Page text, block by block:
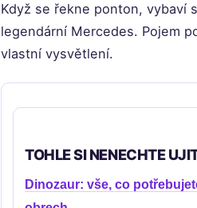
Když se řekne ponton, vybaví
legendární Mercedes. Pojem
vlastní vysvětlení.
TOHLE SI NENECHTE
Dinozaur: vše, co